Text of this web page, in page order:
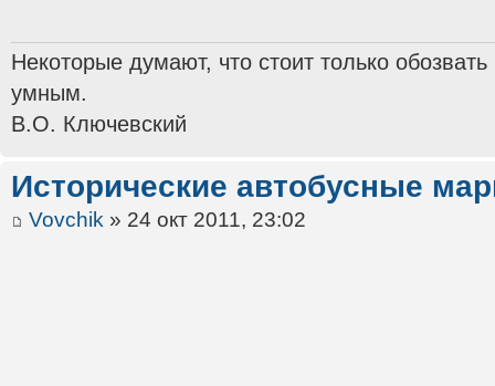
Некоторые думают, что стоит только
умным.
В.О. Ключевский
Исторические автобусные
Vovchik » 24 окт 2011, 23:02